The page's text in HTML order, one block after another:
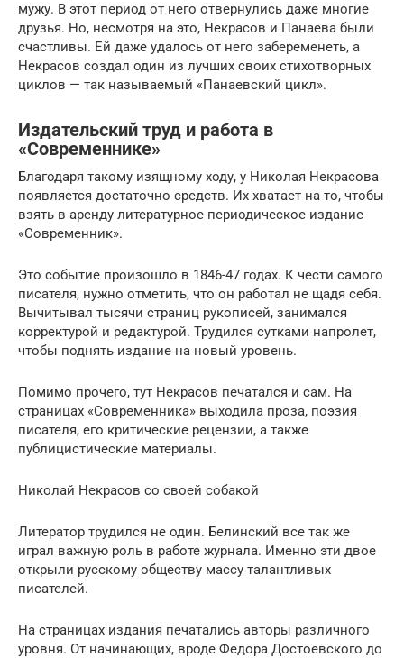
мужу. В этот период от него отвернулись даже многие
друзья. Но, несмотря на это, Некрасов и Панаева были
счастливы. Ей даже удалось от него забеременеть, а
Некрасов создал один из лучших своих стихотворных
циклов — так называемый «Панаевский цикл».
Издательский труд и работа в
«Современнике»
Благодаря такому изящному ходу, у Николая Некрасова
появляется достаточно средств. Их хватает на то, чтобы
взять в аренду литературное периодическое издание
«Современник».
Это событие произошло в 1846-47 годах. К чести самого
писателя, нужно отметить, что он работал не щадя себя.
Вычитывал тысячи страниц рукописей, занимался
корректурой и редактурой. Трудился сутками напролет,
чтобы поднять издание на новый уровень.
Помимо прочего, тут Некрасов печатался и сам. На
страницах «Современника» выходила проза, поэзия
писателя, его критические рецензии, а также
публицистические материалы.
Николай Некрасов со своей собакой
Литератор трудился не один. Белинский все так же
играл важную роль в работе журнала. Именно эти двое
открыли русскому обществу массу талантливых
писателей.
На страницах издания печатались авторы различного
уровня. От начинающих, вроде Федора Достоевского до